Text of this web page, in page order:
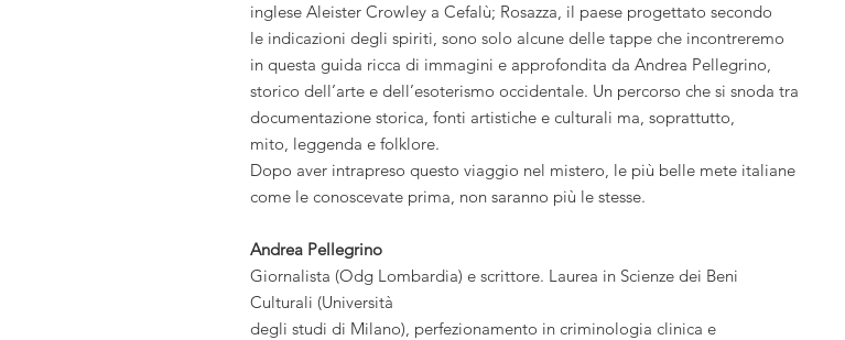
inglese Aleister Crowley a Cefalù; Rosazza, il paese progettato secondo
le indicazioni degli spiriti, sono solo alcune delle tappe che incontreremo
in questa guida ricca di immagini e approfondita da Andrea Pellegrino,
storico dell’arte e dell’esoterismo occidentale. Un percorso che si snoda tra
documentazione storica, fonti artistiche e culturali ma, soprattutto,
mito, leggenda e folklore.
Dopo aver intrapreso questo viaggio nel mistero, le più belle mete italiane
come le conoscevate prima, non saranno più le stesse.
Andrea Pellegrino
Giornalista (Odg Lombardia) e scrittore. Laurea in Scienze dei Beni
Culturali (Università
degli studi di Milano), perfezionamento in criminologia clinica e